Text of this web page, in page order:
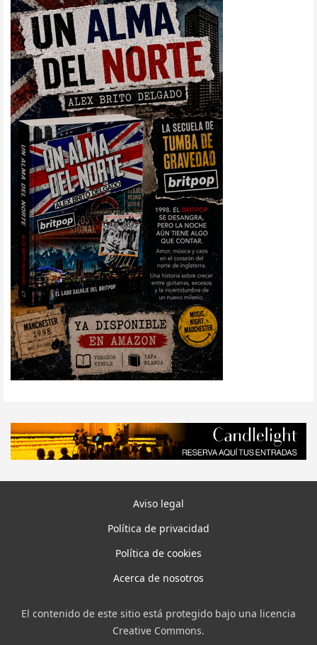
Aviso legal
Política de privacidad
Política de cookies
Acerca de nosotros
El contenido de este sitio está protegido bajo una licencia
Creative Commons.